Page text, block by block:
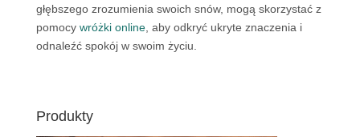
głębszego zrozumienia swoich snów, mogą skorzystać z
pomocy wróżki online, aby odkryć ukryte znaczenia i
odnaleźć spokój w swoim życiu.
Produkty